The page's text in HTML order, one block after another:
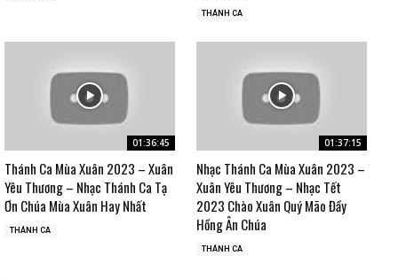
THÁNH CA
01:36:45
Thánh Ca Mùa Xuân 2023 – Xuân
Yêu Thương – Nhạc Thánh Ca Tạ
Ơn Chúa Mùa Xuân Hay Nhất
THÁNH CA
01:37:15
Nhạc Thánh Ca Mùa Xuân 2023 –
Xuân Yêu Thương – Nhạc Tết
2023 Chào Xuân Quý Mão Đầy
Hồng Ân Chúa
THÁNH CA